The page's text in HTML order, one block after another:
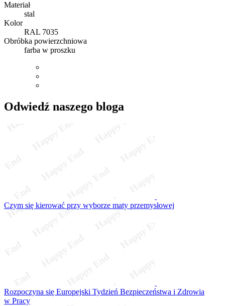
Materiał
stal
Kolor
RAL 7035
Obróbka powierzchniowa
farba w proszku
Odwiedź naszego bloga
Czym się kierować przy wyborze maty przemysłowej
Rozpoczyna się Europejski Tydzień Bezpieczeństwa i Zdrowia
w Pracy